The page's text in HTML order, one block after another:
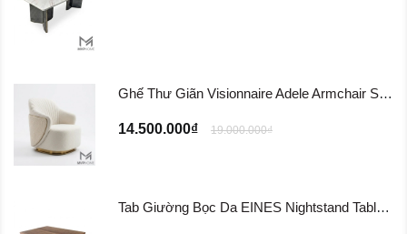
Ghế Thư Giãn Visionnaire Adele Armchair SFD11
14.500.000₫ 19.000.000₫
Tab Giường Bọc Da EINES Nightstand Table TG122